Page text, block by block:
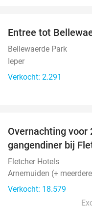
Entree tot
Bellewaerde Park
Ieper
Verkocht: 2.291
Overnachting voor
gangendiner bij
Fletcher Hotels
Arnemuiden (+
Verkocht: 18.579